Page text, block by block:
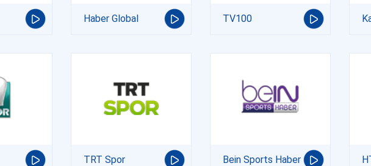
Haber Global TV100
TRT Spor Bein Sports Haber